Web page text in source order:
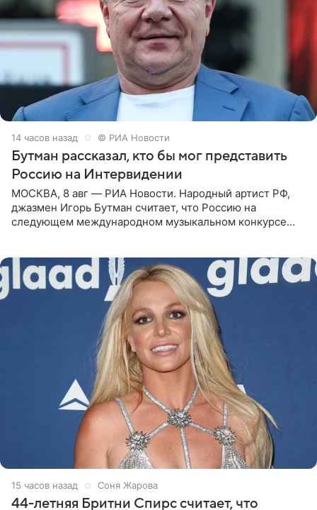
14 часов назад © РИА Новости
Бутман рассказал, кто бы мог представить
Россию на Интервидении
МОСКВА, 8 авг — РИА Новости. Народный артист РФ,
джазмен Игорь Бутман считает, что Россию на
следующем международном музыкальном конкурсе
15 часов назад Соня Жарова
44-летняя Бритни Спирс считает, что